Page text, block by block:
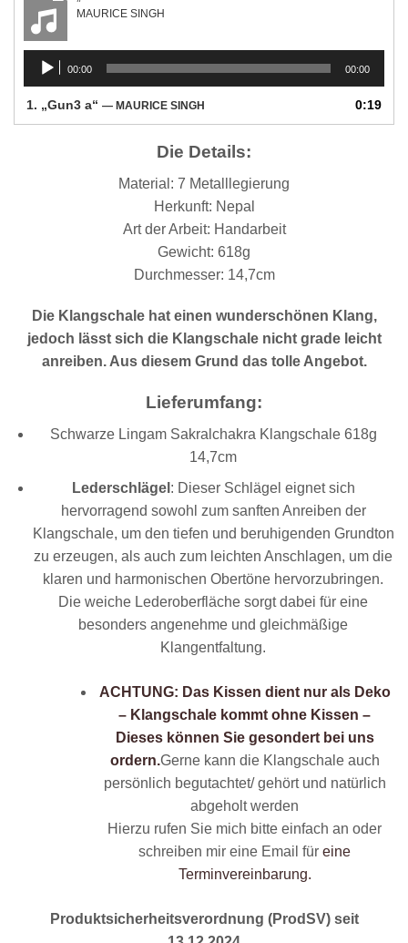
MAURICE SINGH
Audio-
Player
00:00 00:00
1. „Gun3 a“ — MAURICE SINGH 0:19
Die Details:
Material: 7 Metalllegierung
Herkunft: Nepal
Art der Arbeit: Handarbeit
Gewicht: 618g
Durchmesser: 14,7cm
Die Klangschale hat einen wunderschönen Klang,
jedoch lässt sich die Klangschale nicht grade leicht
anreiben. Aus diesem Grund das tolle Angebot.
Lieferumfang:
Schwarze Lingam Sakralchakra Klangschale 618g
14,7cm
Lederschlägel : Dieser Schlägel eignet sich
hervorragend sowohl zum sanften Anreiben der
Klangschale, um den tiefen und beruhigenden Grundton
zu erzeugen, als auch zum leichten Anschlagen, um die
klaren und harmonischen Obertöne hervorzubringen.
Die weiche Lederoberfläche sorgt dabei für eine
besonders angenehme und gleichmäßige
Klangentfaltung.
ACHTUNG: Das Kissen dient nur als Deko
– Klangschale kommt ohne Kissen –
Dieses können Sie gesondert bei uns
ordern.Gerne kann die Klangschale auch
persönlich begutachtet/ gehört und natürlich
abgeholt werden
Hierzu rufen Sie mich bitte einfach an oder
schreiben mir eine Email füreine
Terminvereinbarung.
Produktsicherheitsverordnung (ProdSV) seit